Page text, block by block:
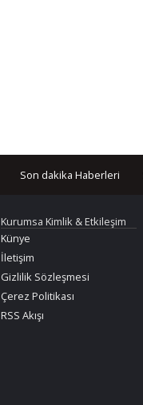
Son dakika Haberleri
Kurumsa Kimlik & Etkileşim
Künye
İletişim
Gizlilik Sözleşmesi
Çerez Politikası
RSS Akışı